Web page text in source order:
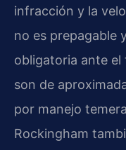
infracción y la
no es prepagable
obligatoria ante el
son de
por manejo
Rockingham